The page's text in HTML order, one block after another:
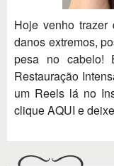
Hoje venho
danos extremos,
pesa no cabelo!
Restauração
um Reels lá no
clique AQUI e